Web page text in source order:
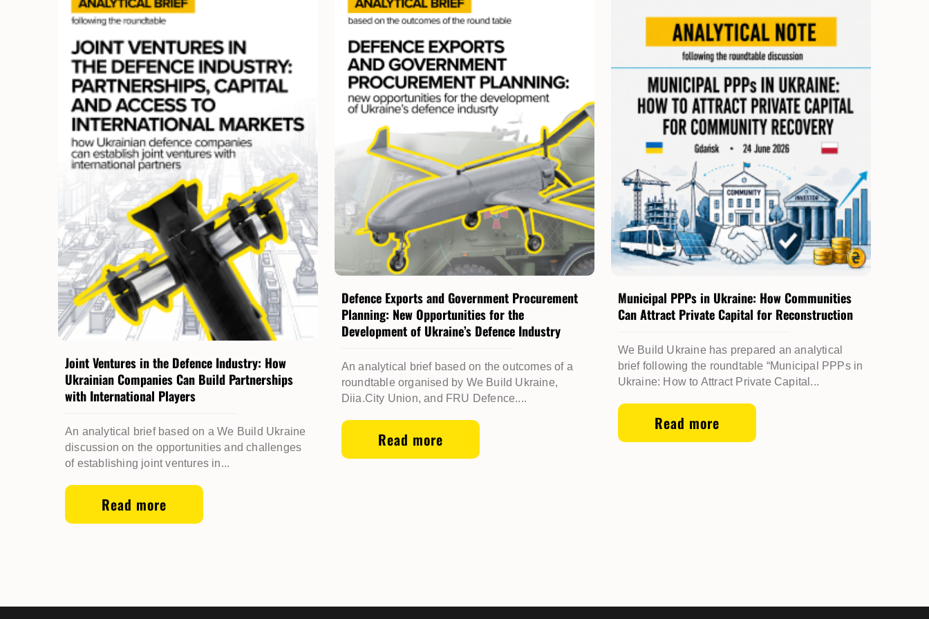
Joint Ventures in the Defence Industry: How
Ukrainian Companies Can Build Partnerships
with International Players
An analytical brief based on a We Build Ukraine
discussion on the opportunities and challenges
of establishing joint ventures in...
Read more
Defence Exports and Government Procurement
Planning: New Opportunities for the
Development of Ukraine’s Defence Industry
An analytical brief based on the outcomes of a
roundtable organised by We Build Ukraine,
Diia.City Union, and FRU Defence....
Read more
Municipal PPPs in Ukraine: How Communities
Can Attract Private Capital for Reconstruction
We Build Ukraine has prepared an analytical
brief following the roundtable “Municipal PPPs in
Ukraine: How to Attract Private Capital...
Read more